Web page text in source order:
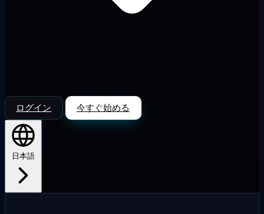
ログイン 今すぐ始める
日本語